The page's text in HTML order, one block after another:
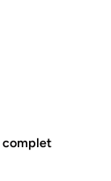
complet